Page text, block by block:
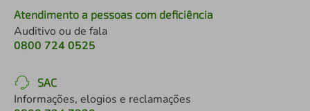
Atendimento a pessoas com deficiência
Auditivo ou de fala
0800 724 0525
SAC
Informações, elogios e reclamações